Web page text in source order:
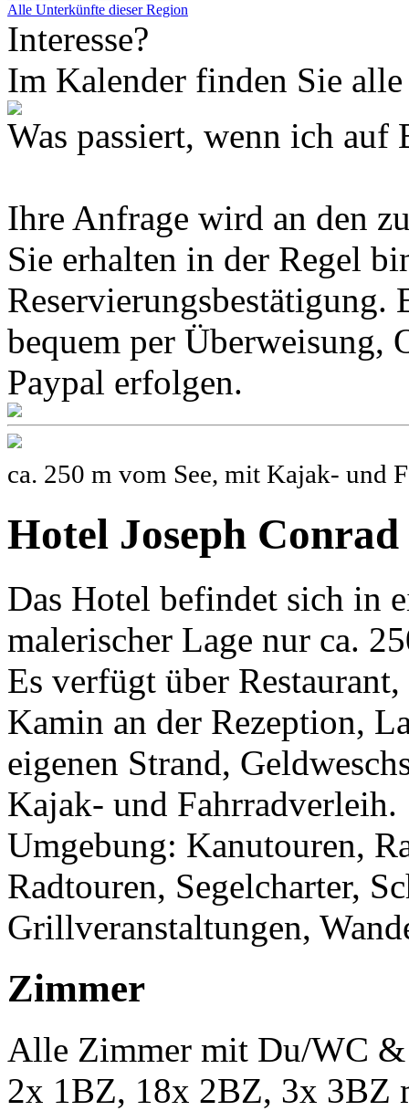
Alle Unterkünfte dieser Region
Interesse?
Im Kalender finden Sie
Was passiert, wenn ich
Ihre Anfrage wird an den
Sie erhalten in der Regel
Reservierungsbestätigung.
bequem per Überweisung,
Paypal erfolgen.
ca. 250 m vom See, mit Kajak- und
Hotel Joseph
Das Hotel befindet sich in
malerischer Lage nur ca.
Es verfügt über
Kamin an der Rezeption,
eigenen Strand,
Kajak- und Fahrradverleih.
Umgebung: Kanutouren,
Radtouren, Segelcharter,
Grillveranstaltungen,
Zimmer
Alle Zimmer mit Du/WC
2x 1BZ, 18x 2BZ, 3x 3BZ